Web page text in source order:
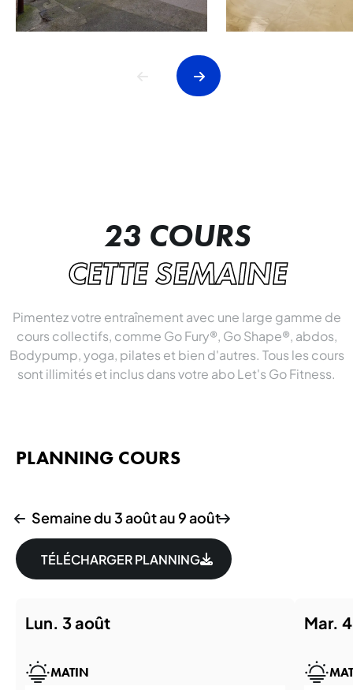
23 COURS
CETTE SEMAINE
Pimentez votre entraînement avec une large gamme de
cours collectifs, comme Go Fury®, Go Shape®, abdos,
Bodypump, yoga, pilates et bien d'autres. Tous les cours
sont illimités et inclus dans votre abo Let's Go Fitness.
PLANNING COURS
Semaine du 3 août au 9 août
TÉLÉCHARGER PLANNING
lun. 3 août
MATIN
mar.